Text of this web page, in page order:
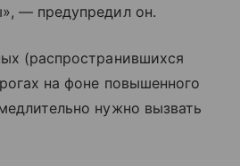
— предупредил он.
(распространившихся
на фоне повышенного
нужно вызвать